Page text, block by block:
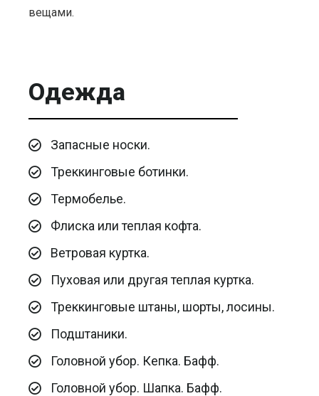
вещами.
Одежда
Запасные носки.
Треккинговые ботинки.
Термобелье.
Флиска или теплая кофта.
Ветровая куртка.
Пуховая или другая теплая куртка.
Треккинговые штаны, шорты, лосины.
Подштаники.
Головной убор. Кепка. Бафф.
Головной убор. Шапка. Бафф.